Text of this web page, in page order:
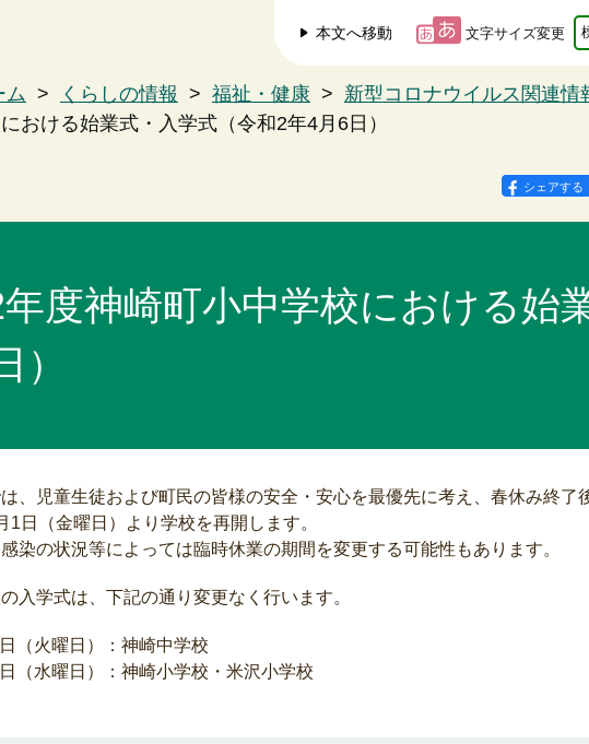
本文へ移動 文字サイズ変更
ム > くらしの情報 > 福祉・健康 > 新型コロナウイルス関連情
おける始業式・入学式（令和2年4月6日）
シェアする
度神崎町小中学校における始
）
、児童生徒および町民の皆様の安全・安心を最優先に考え、春休み終了
1日（金曜日）より学校を再開します。
染の状況等によっては臨時休業の期間を変更する可能性もあります。
入学式は、下記の通り変更なく行います。
（火曜日）：神崎中学校
（水曜日）：神崎小学校・米沢小学校